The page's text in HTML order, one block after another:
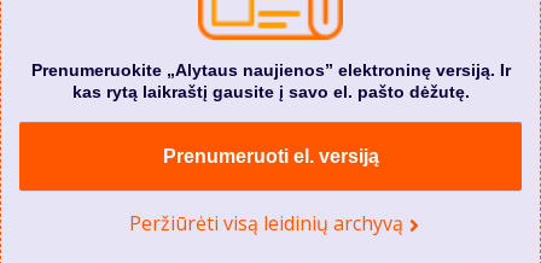
Prenumeruokite „Alytaus naujienos” elektroninę versiją. Ir
kas rytą laikraštį gausite į savo el. pašto dėžutę.
Prenumeruoti el. versiją
Peržiūrėti visą leidinių archyvą